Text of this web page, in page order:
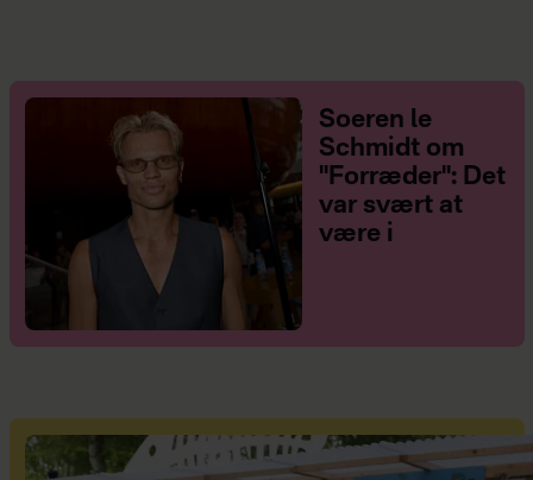
Soeren le
Schmidt om
"Forræder": Det
var svært at
være i